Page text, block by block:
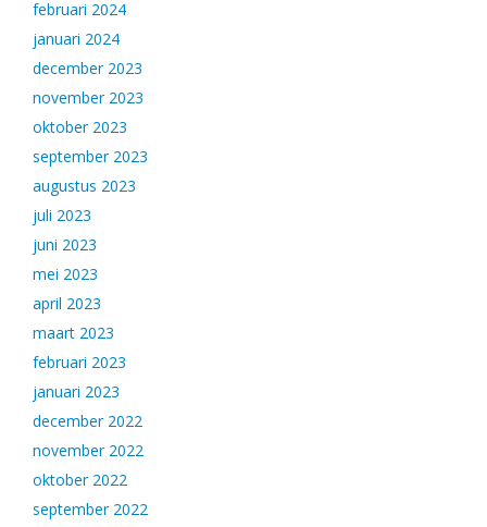
februari 2024
januari 2024
december 2023
november 2023
oktober 2023
september 2023
augustus 2023
juli 2023
juni 2023
mei 2023
april 2023
maart 2023
februari 2023
januari 2023
december 2022
november 2022
oktober 2022
september 2022